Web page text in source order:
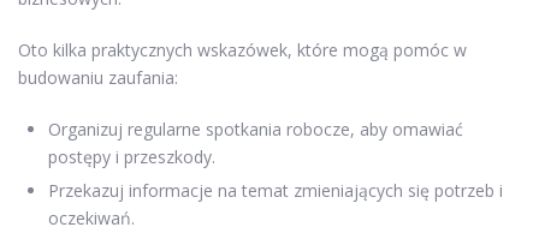
Oto kilka praktycznych wskazówek, które mogą pomóc w
budowaniu zaufania:
Organizuj regularne spotkania robocze, aby omawiać
postępy i przeszkody.
Przekazuj informacje na temat zmieniających się potrzeb i
oczekiwań.